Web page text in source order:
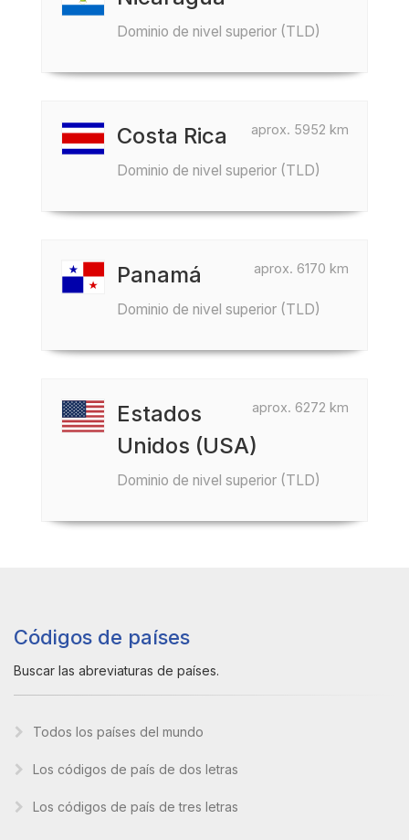
Dominio de nivel superior (TLD)
aprox. 5952 km
Costa Rica
Dominio de nivel superior (TLD)
aprox. 6170 km
Panamá
Dominio de nivel superior (TLD)
aprox. 6272 km
Estados
Unidos (USA)
Dominio de nivel superior (TLD)
Códigos de países
Buscar las abreviaturas de países.
Todos los países del mundo
Los códigos de país de dos letras
Los códigos de país de tres letras